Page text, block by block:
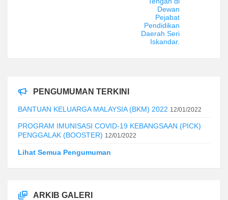
Dewan
Pejabat
Pendidikan
Daerah Seri
Iskandar.
PENGUMUMAN TERKINI
BANTUAN KELUARGA MALAYSIA (BKM) 2022 12/01/2022
PROGRAM IMUNISASI COVID-19 KEBANGSAAN (PICK)
PENGGALAK (BOOSTER) 12/01/2022
Lihat Semua Pengumuman
ARKIB GALERI